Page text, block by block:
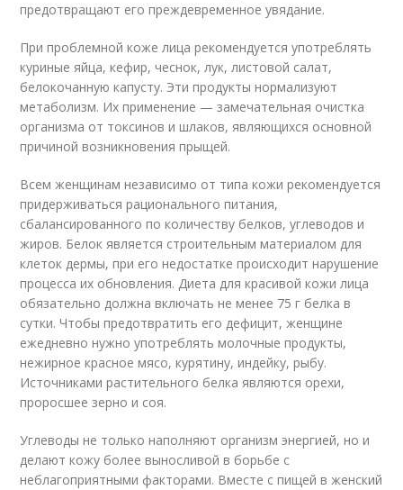
предотвращают его преждевременное увядание.
При проблемной коже лица рекомендуется употреблять
куриные яйца, кефир, чеснок, лук, листовой салат,
белокочанную капусту. Эти продукты нормализуют
метаболизм. Их применение — замечательная очистка
организма от токсинов и шлаков, являющихся основной
причиной возникновения прыщей.
Всем женщинам независимо от типа кожи рекомендуется
придерживаться рационального питания,
сбалансированного по количеству белков, углеводов и
жиров. Белок является строительным материалом для
клеток дермы, при его недостатке происходит нарушение
процесса их обновления. Диета для красивой кожи лица
обязательно должна включать не менее 75 г белка в
сутки. Чтобы предотвратить его дефицит, женщине
ежедневно нужно употреблять молочные продукты,
нежирное красное мясо, курятину, индейку, рыбу.
Источниками растительного белка являются орехи,
проросшее зерно и соя.
Углеводы не только наполняют организм энергией, но и
делают кожу более выносливой в борьбе с
неблагоприятными факторами. Вместе с пищей в женский